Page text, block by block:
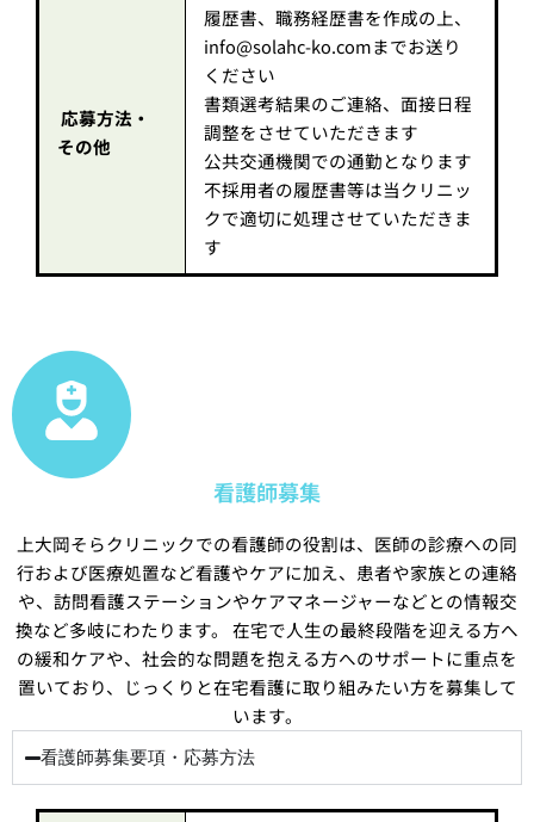
応募方法・
その他
履歴書、職務経歴書を作成の上、
info@solahc-ko.comまでお送り
ください
書類選考結果のご連絡、面接日程
調整をさせていただきます
公共交通機関での通勤となります
不採用者の履歴書等は当クリニッ
クで適切に処理させていただきま
す
看護師募集
上大岡そらクリニックでの看護師の役割は、医師の診療への同
行および医療処置など看護やケアに加え、患者や家族との連絡
や、訪問看護ステーションやケアマネージャーなどとの情報交
換など多岐にわたります。 在宅で人生の最終段階を迎える方へ
の緩和ケアや、社会的な問題を抱える方へのサポートに重点を
置いており、じっくりと在宅看護に取り組みたい方を募集して
います。
看護師募集要項・応募方法